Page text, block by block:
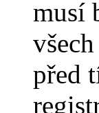
musí
před